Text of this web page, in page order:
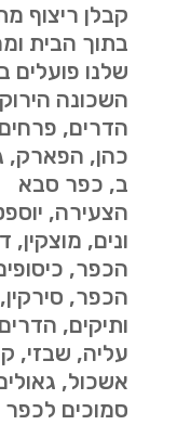
קבלן ריצוף
בתוך הבית
שלנו פועלים
השכונה
הדרים,
כהן, הפארק,
ב, כפר סבא
הצעירה,
ונים, מוצקין,
הכפר,
הכפר,
ותיקים,
עליה, שבזי,
אשכול,
סמוכים